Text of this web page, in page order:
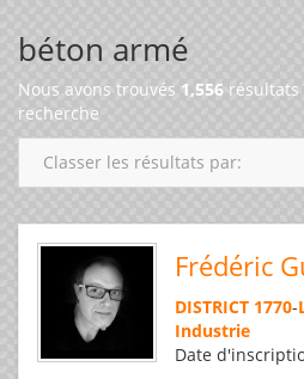
béton armé
Nous avons trouvés 1,556 résultats
recherche
Classer les résultats par:
Frédéric
DISTRICT 1770-
Industrie
Date